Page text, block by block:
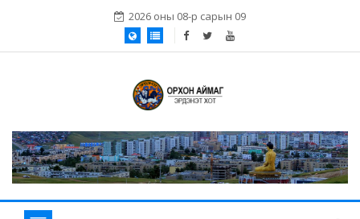
2026 оны 08-р сарын 09